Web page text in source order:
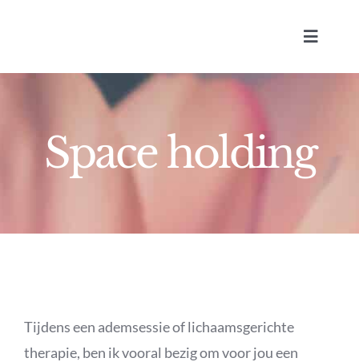
Toggle
Space holding
Tijdens een ademsessie of lichaamsgerichte
therapie, ben ik vooral bezig om voor jou een